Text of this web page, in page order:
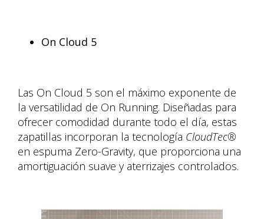
On Cloud 5
Las On Cloud 5 son el máximo exponente de
la versatilidad de On Running. Diseñadas para
ofrecer comodidad durante todo el día, estas
zapatillas incorporan la tecnología CloudTec®
en espuma Zero-Gravity, que proporciona una
amortiguación suave y aterrizajes controlados.